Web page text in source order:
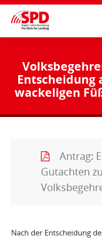
Entscheidung
wackeligen
Antrag:
Gutachten
Nach der Entscheidung